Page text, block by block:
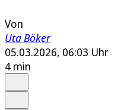
Von
Uta Böker
05.03.2026, 06:03 Uhr
4 min